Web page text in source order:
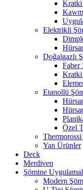
Kratki
Elektrikli
Doğalgazlı
Faber
Kratki
Etanollü
Özel
Yan Ürünler
Deck
Merdiven
Şömine
Modern